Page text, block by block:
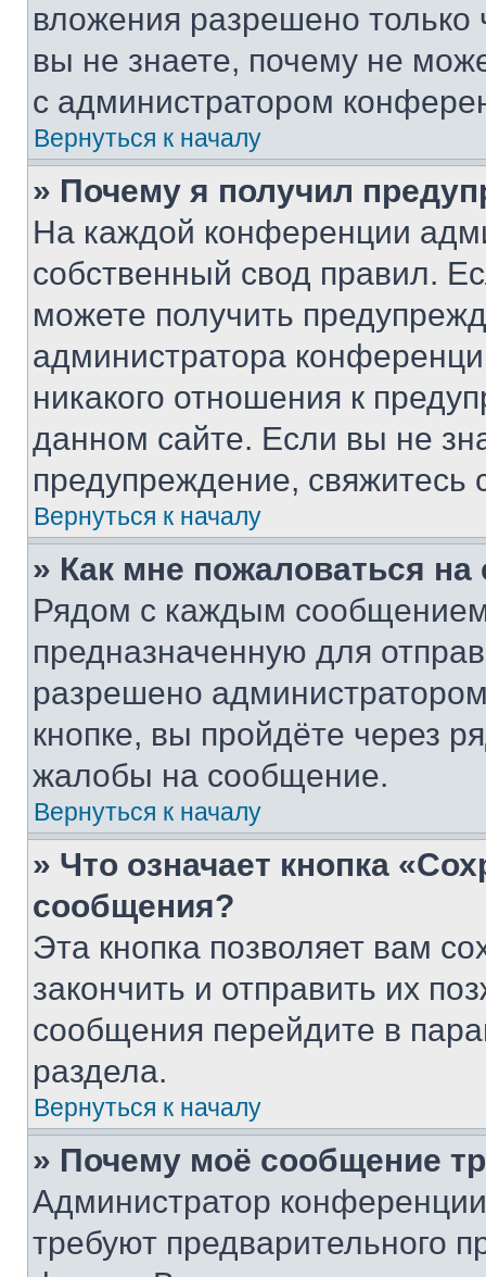
вложения разрешено
вы не знаете, почему не
с администратором
Вернуться к началу
» Почему я получил
На каждой конференции
собственный свод правил.
можете получить
администратора
никакого отношения к
данном сайте. Если вы не
предупреждение,
Вернуться к началу
» Как мне пожаловаться
Рядом с каждым сообщением
предназначенную для
разрешено
кнопке, вы пройдёте через
жалобы на сообщение.
Вернуться к началу
» Что означает кнопка
сообщения?
Эта кнопка позволяет вам
закончить и отправить их
сообщения перейдите в
раздела.
Вернуться к началу
» Почему моё сообщение
Администратор
требуют предварительного